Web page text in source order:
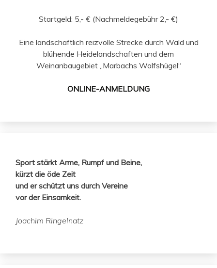
Startgeld: 5,- € (Nachmeldegebühr 2,- €)
Eine landschaftlich reizvolle Strecke durch Wald und
blühende Heidelandschaften und dem
Weinanbaugebiet „Marbachs Wolfshügel“
ONLINE-ANMELDUNG
Sport stärkt Arme, Rumpf und Beine,
kürzt die öde Zeit
und er schützt uns durch Vereine
vor der Einsamkeit.
Joachim Ringelnatz